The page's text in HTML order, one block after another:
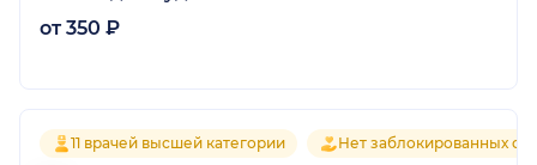
от 350 ₽
11 врачей высшей категории Нет заблокированных